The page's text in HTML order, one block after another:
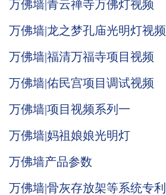
万佛墙|青云禅寺万佛灯视频
万佛墙|龙之梦孔庙光明灯视频
万佛墙|福清万福寺项目视频
万佛墙|佑民宫项目调试视频
万佛墙|项目视频系列一
万佛墙|妈祖娘娘光明灯
万佛墙产品参数
万佛墙|骨灰存放架等系统专利